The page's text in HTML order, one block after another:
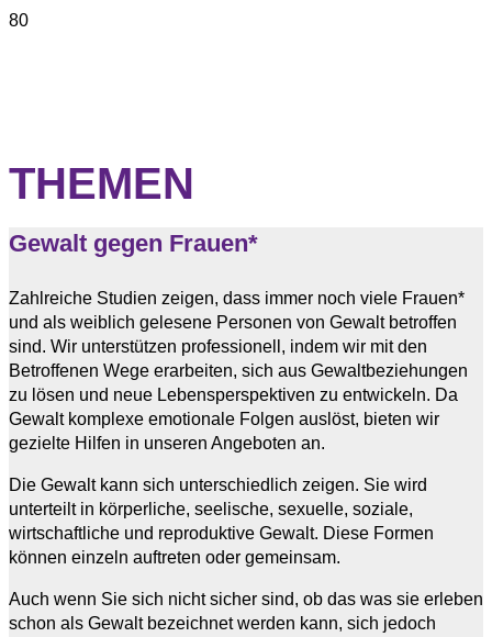
THEMEN
Gewalt gegen Frauen*
Zahlreiche Studien zeigen, dass immer noch viele Frauen*
und als weiblich gelesene Personen von Gewalt betroffen
sind. Wir unterstützen professionell, indem wir mit den
Betroffenen Wege erarbeiten, sich aus Gewaltbeziehungen
zu lösen und neue Lebensperspektiven zu entwickeln. Da
Gewalt komplexe emotionale Folgen auslöst, bieten wir
gezielte Hilfen in unseren Angeboten an.
Die Gewalt kann sich unterschiedlich zeigen. Sie wird
unterteilt in körperliche, seelische, sexuelle, soziale,
wirtschaftliche und reproduktive Gewalt. Diese Formen
können einzeln auftreten oder gemeinsam.
Auch wenn Sie sich nicht sicher sind, ob das was sie erleben
schon als Gewalt bezeichnet werden kann, sich jedoch